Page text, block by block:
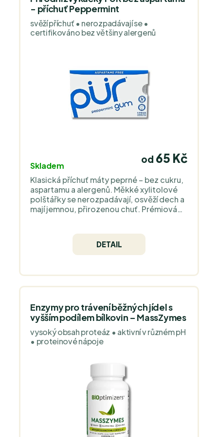
vlákniny – slanou svačinu na cesty, do
práce nebo do školy. Obsahuje lepek.
- příchuť Peppermint
svěží příchuť • nerozpadávají se •
certifikováno bez většiny alergenů
Skladem
od 65 Kč
Klasická příchuť máty peprné – bez cukru,
aspartamu a alergenů. Měkké xylitolové
polštářky se nerozpadávají, osvěží dech a
mají jemnou, přirozenou chuť. Prémiová
DETAIL
Enzymy pro trávení běžných jídel s
vyšším podílem bílkovin – MassZymes
vysoký obsah proteáz • aktivní v různém pH
• proteinové nápoje